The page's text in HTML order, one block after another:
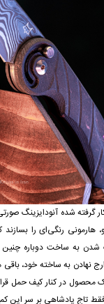
گرفته شده آنودایزینگ
هارمونی رنگی‌ای را
به ساخت دوباره چنین
نهادن به ساخته خود، باقی
محصول در کنار کیف حمل
پادشاهی بر سر این